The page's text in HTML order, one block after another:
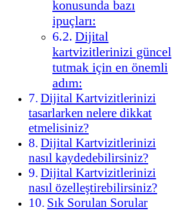
konusunda bazı
ipuçları:
Dijital
kartvizitlerinizi güncel
tutmak için en önemli
adım:
Dijital Kartvizitlerinizi
tasarlarken nelere dikkat
etmelisiniz?
Dijital Kartvizitlerinizi
nasıl kaydedebilirsiniz?
Dijital Kartvizitlerinizi
nasıl özelleştirebilirsiniz?
Sık Sorulan Sorular